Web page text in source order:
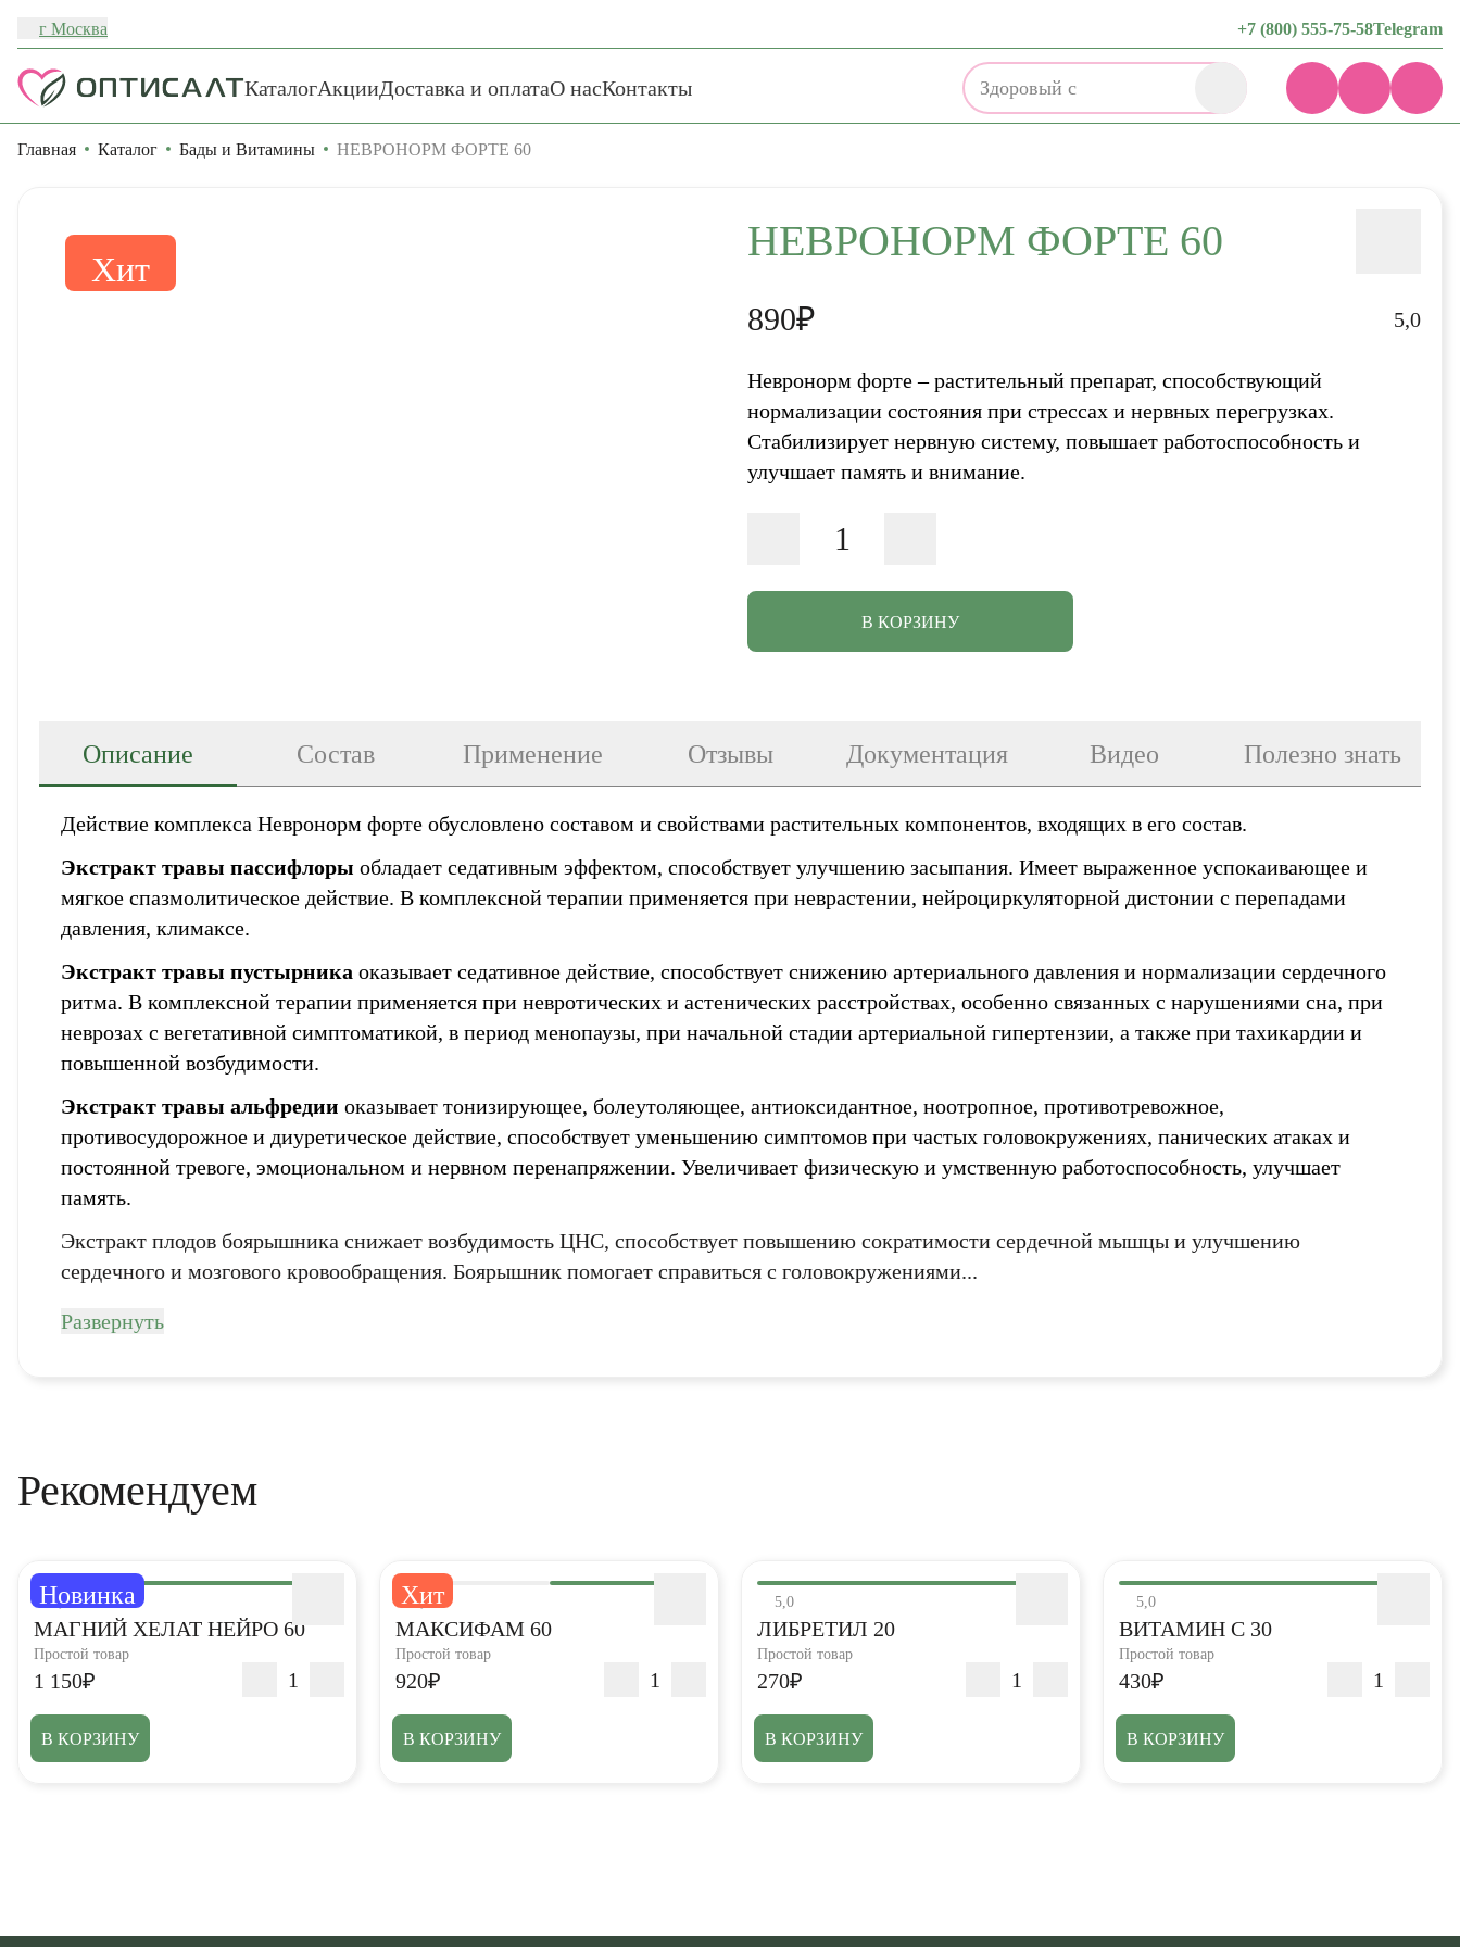
г Москва +7 (800) 555-75-58Telegram
Зд
КаталогАкцииДоставка и оплатаО насКонтакты
Главная Каталог Бады и Витамины НЕВРОНОРМ ФОРТЕ 60
НЕВРОНОРМ ФОРТЕ 60
Хит
5,0
890₽
В КОРЗИНУ
Невронорм форте – растительный препарат, способствующий
нормализации состояния при стрессах и нервных перегрузках.
Стабилизирует нервную систему, повышает работоспособность и
улучшает память и внимание.
Описание
Действие комплекса Невронорм форте обусловлено составом и свойствами растительных компонентов, входящих в его состав.
Экстракт травы пассифлоры обладает седативным эффектом, способствует улучшению засыпания. Имеет выраженное успокаивающее и
мягкое спазмолитическое действие. В комплексной терапии применяется при неврастении, нейроциркуляторной дистонии с перепадами
давления, климаксе.
Экстракт травы пустырника оказывает седативное действие, способствует снижению артериального давления и нормализации сердечного
ритма. В комплексной терапии применяется при невротических и астенических расстройствах, особенно связанных с нарушениями сна, при
неврозах с вегетативной симптоматикой, в период менопаузы, при начальной стадии артериальной гипертензии, а также при тахикардии и
повышенной возбудимости.
Экстракт травы альфредии оказывает тонизирующее, болеутоляющее, антиоксидантное, ноотропное, противотревожное,
противосудорожное и диуретическое действие, способствует уменьшению симптомов при частых головокружениях, панических атаках и
постоянной тревоге, эмоциональном и нервном перенапряжении. Увеличивает физическую и умственную работоспособность, улучшает
память.
Экстракт плодов боярышника снижает возбудимость ЦНС, способствует повышению сократимости сердечной мышцы и улучшению
сердечного и мозгового кровообращения. Боярышник помогает справиться с головокружениями...
Развернуть
Состав Применение Отзывы Документация Видео Полезно знать
Рекомендуем
Новинка
5,0
МАГНИЙ ХЕЛАТ НЕЙРО 60
Простой товар
1 150₽
В КОРЗИНУ
Хит
5,0
МАКСИФАМ 60
Простой товар
920₽
В КОРЗИНУ
5,0
ЛИБРЕТИЛ 20
Простой товар
270₽
В КОРЗИНУ
5,0
ВИТАМИН С 30
Простой товар
430₽
В КОРЗИНУ
Введите корректное значение
Код подтверждения
Email
Введите корректное значение
Ваш город
СОХРАНИТЬ ОТМЕНИТЬ
Фамилия Имя
Фамилия Имя